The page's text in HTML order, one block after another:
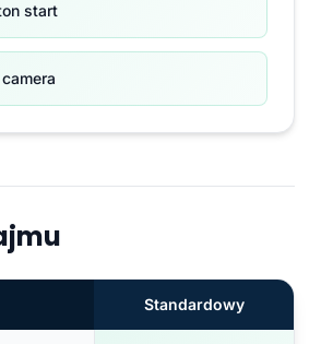
start
Standardowy